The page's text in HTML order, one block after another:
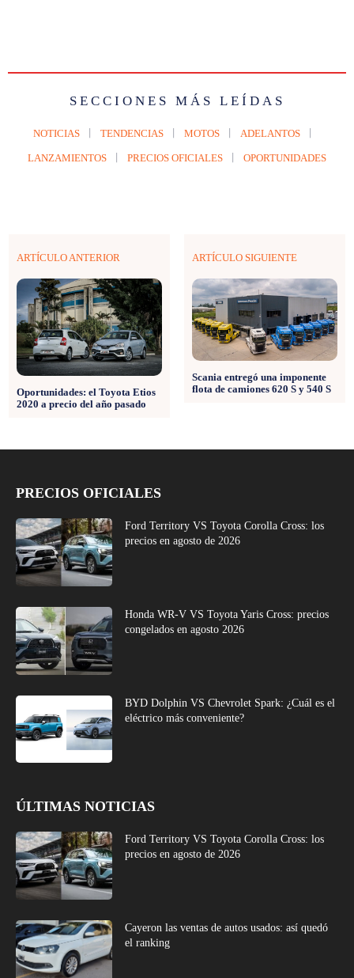
SECCIONES MÁS LEÍDAS
NOTICIAS TENDENCIAS MOTOS ADELANTOS
LANZAMIENTOS PRECIOS OFICIALES OPORTUNIDADES
ARTÍCULO ANTERIOR
Oportunidades: el Toyota Etios
2020 a precio del año pasado
ARTÍCULO SIGUIENTE
Scania entregó una imponente
flota de camiones 620 S y 540 S
PRECIOS OFICIALES
Ford Territory VS Toyota Corolla Cross: los
precios en agosto de 2026
Honda WR-V VS Toyota Yaris Cross: precios
congelados en agosto 2026
BYD Dolphin VS Chevrolet Spark: ¿Cuál es el
eléctrico más conveniente?
ÚLTIMAS NOTICIAS
Ford Territory VS Toyota Corolla Cross: los
precios en agosto de 2026
Cayeron las ventas de autos usados: así quedó
el ranking